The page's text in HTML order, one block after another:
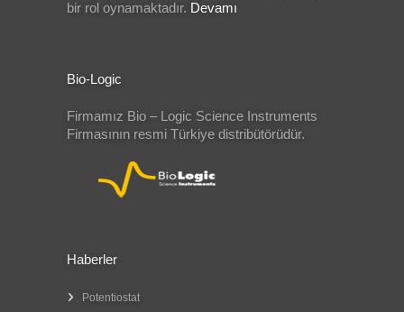
bir rol oynamaktadır. Devamı
Bio-Logic
Firmamız Bio – Logic Science Instruments
Firmasının resmi Türkiye distribütörüdür.
Haberler
Potentiostat